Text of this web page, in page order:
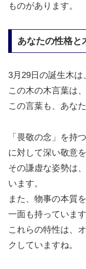
ものがあります。
あなたの性格と
3月29日の誕生木は
この木の木言葉は
この言葉も、あな
「畏敬の念」を持
に対して深い敬意
その謙虚な姿勢は
います。
また、物事の本質
一面も持っています
これらの特性は、
クしていますね。